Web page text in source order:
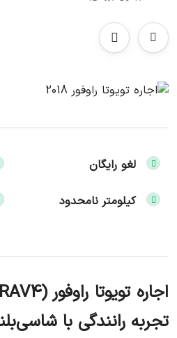
لغو رایگان
کیلومتر نامحدود
تجربه رانندگی با